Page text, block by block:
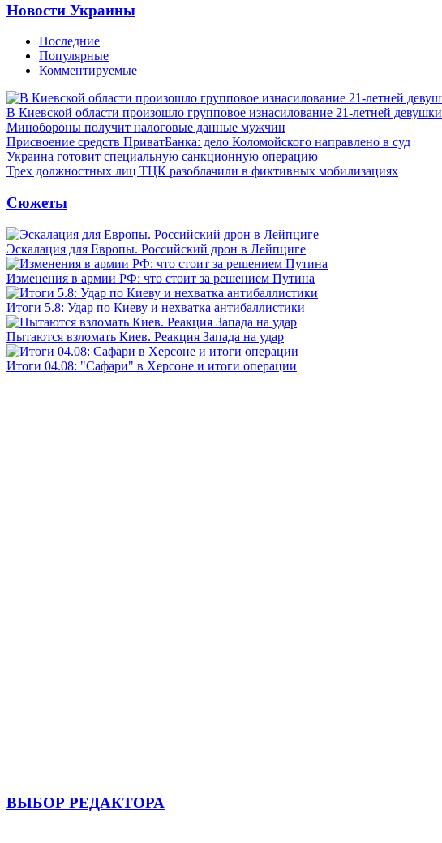
Новости Украины
Последние
Популярные
Комментируемые
В Киевской области произошло групповое изнасилование 21-летней девушки
Минобороны получит налоговые данные мужчин
Присвоение средств ПриватБанка: дело Коломойского направлено в суд
Украина готовит специальную санкционную операцию
Трех должностных лиц ТЦК разоблачили в фиктивных мобилизациях
Сюжеты
Эскалация для Европы. Российский дрон в Лейпциге
Изменения в армии РФ: что стоит за решением Путина
Итоги 5.8: Удар по Киеву и нехватка антибаллистики
Пытаются взломать Киев. Реакция Запада на удар
Итоги 04.08: "Сафари" в Херсоне и итоги операции
ВЫБОР РЕДАКТОРА